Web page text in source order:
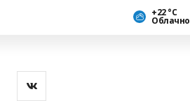
+22 °С
Облачно